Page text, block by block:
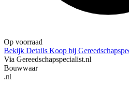
Op voorraad
Bekijk Details Koop bij
Via Gereedschapspecialist.nl
Bouwwaar
.nl